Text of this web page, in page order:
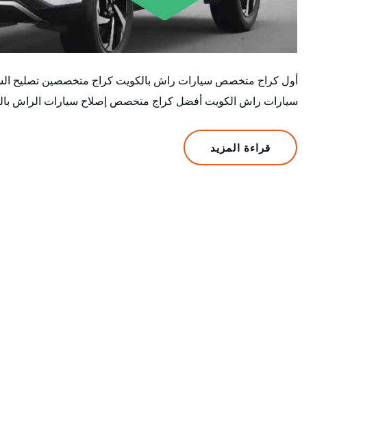
أول كراج متخصص سيارات راش بالكويت كراج متخصصين تصليح
سيارات راش الكويت أفضل كراج متخصص إصلاح سيارات الراش
قراءة المزيد